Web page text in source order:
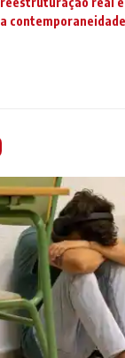
a contemporaneidade